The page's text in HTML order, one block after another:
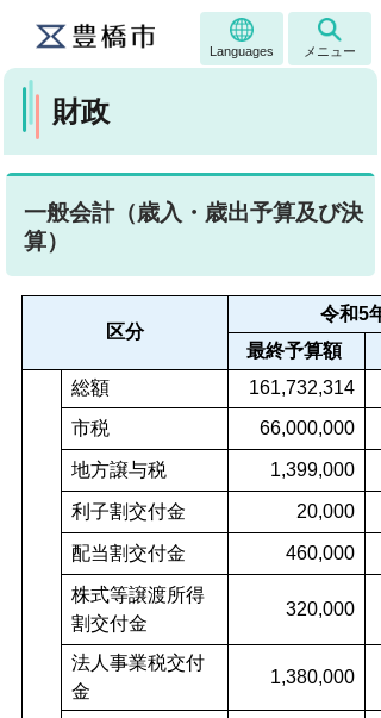
Languages メニュー
財政
一般会計（歳入・歳出予算及び決
算）
区分
令和5
最終予算額
総額
161,732,314
市税
66,000,000
地方譲与税 1,399,000
利子割交付金 20,000
配当割交付金 460,000
株式等譲渡所得
割交付金
320,000
法人事業税交付
金
1,380,000